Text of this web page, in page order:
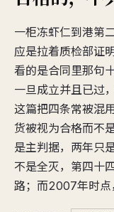
一柜冻虾仁到港第
应是拉着质检部证
看的是合同里那句
一旦成立并且已过
这篇把四条常被混
货被视为合格而不
是主判据，两年只
不是全灭，第四十
路；而2007年时